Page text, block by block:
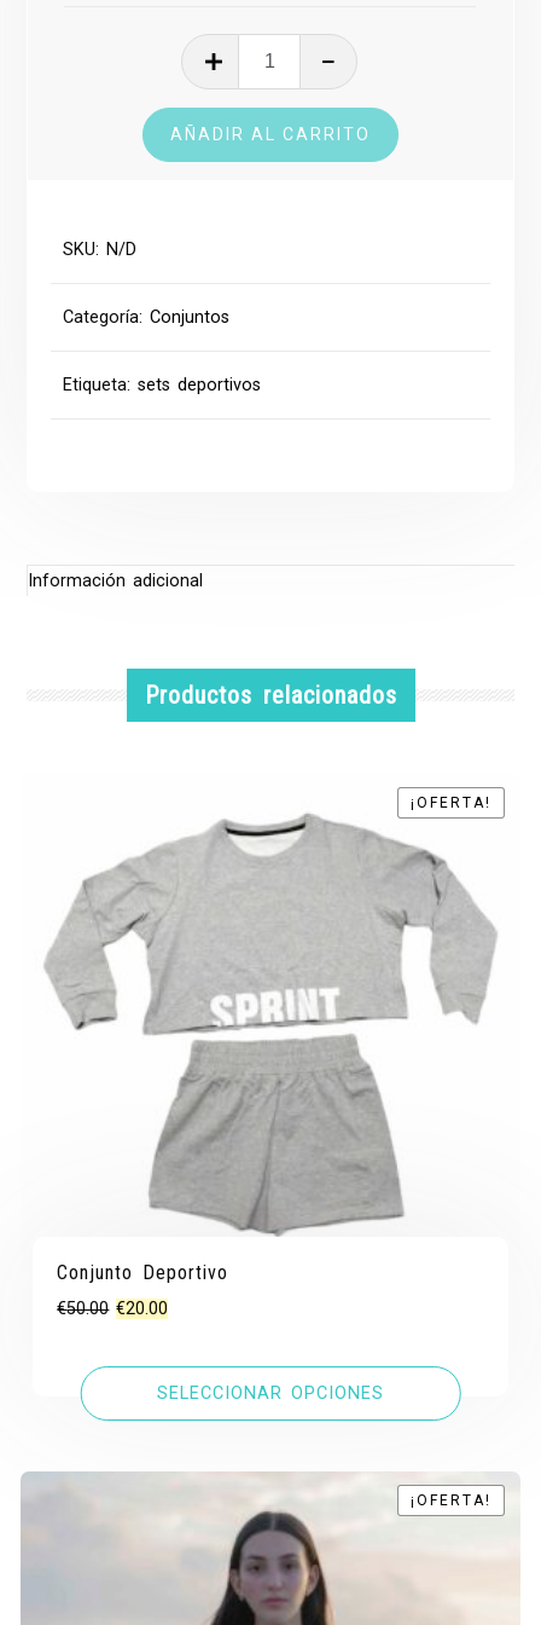
Conjunto
Deportivo
cantidad
AÑADIR AL CARRITO
SKU: N/D
Categoría:Conjuntos
Etiqueta:sets deportivos
Información adicional
Productos relacionados
¡OFERTA!
¡OFERTA!
Conjunto Deportivo
€50.00 El
original
€20.00
actual
es:
SELECCIONAR OPCIONES
¡OFERTA!
¡OFERTA!